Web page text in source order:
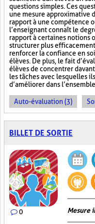
questions simples. Ces
une mesure approximative
rapport à une compétence
l’enseignant connaît le
rapport à certaines notions
structurer plus
renforcer la confiance en
élèves. De plus, le fait
élèves de concentrer
les tâches avec lesquelles
d’améliorer dans
Auto-évaluation (3)
BILLET DE SORTIE
0 Mesure